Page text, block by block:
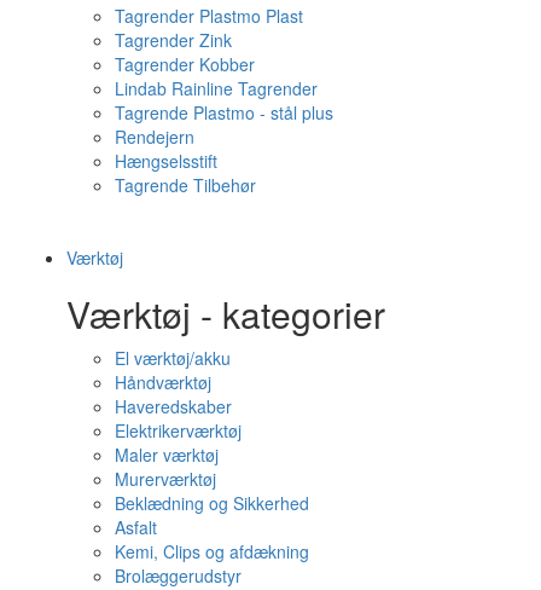
Tagrender Plastmo Plast
Tagrender Zink
Tagrender Kobber
Lindab Rainline Tagrender
Tagrende Plastmo - stål plus
Rendejern
Hængselsstift
Tagrende Tilbehør
Værktøj
Værktøj - kategorier
El værktøj/akku
Håndværktøj
Haveredskaber
Elektrikerværktøj
Maler værktøj
Murerværktøj
Beklædning og Sikkerhed
Asfalt
Kemi, Clips og afdækning
Brolæggerudstyr